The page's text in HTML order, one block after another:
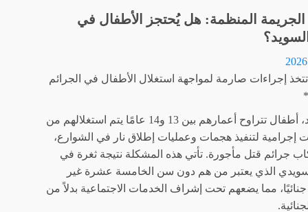
المنظمة: هل يُحتجز الأطفال في
إجراءات صارمة لمواجهة استغلال الأطفال في الجرائم
في السويد، أطفال تتراوح أعمارهم بين 13 و14 عامًا يتم استغلالهم من
إجرامية لتنفيذ هجمات وعمليات إطلاق نار في الشوارع،
جرائم قتل مأجورة. تأتي هذه المشكلة نتيجة ثغرة في
الذي يعتبر من هم دون سن الخامسة عشرة غير
مما يضعهم تحت إشراف الخدمات الاجتماعية بدلاً من